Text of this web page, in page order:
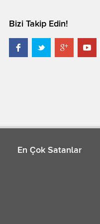
Bizi Takip Edin!
   
En Çok Satanlar